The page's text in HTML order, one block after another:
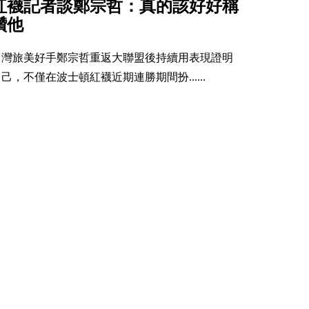
襪記者談鄭宗哲：真的該好好稱
他
旅美好手鄭宗哲重返大聯盟後持續用表現證明
，不僅在波士頓紅襪近期連勝期間扮......